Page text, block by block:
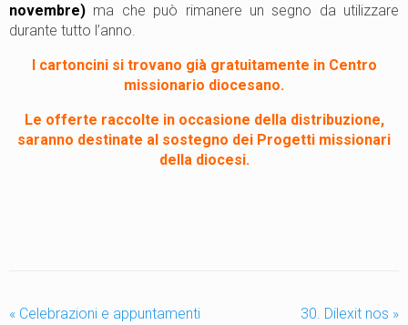
novembre) ma che può rimanere un segno da utilizzare
durante tutto l’anno.
I cartoncini si trovano già gratuitamente in Centro
missionario diocesano.
Le offerte raccolte in occasione della distribuzione,
saranno destinate al sostegno dei Progetti missionari
della diocesi.
« Celebrazioni e appuntamenti
30. Dilexit nos »